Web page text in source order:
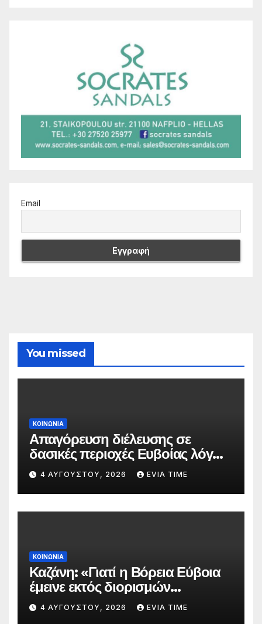
Email
You missed
ΚΟΙΝΩΝΙΑ
Απαγόρευση διέλευσης σε
δασικές περιοχές Ευβοίας λόγω
πολύ υψηλού κινδύνου
πυρκαγιάς
4 ΑΥΓΟΎΣΤΟΥ, 2026 EVIA TIME
ΚΟΙΝΩΝΙΑ
Καζάνη: «Γιατί η Βόρεια Εύβοια
έμεινε εκτός διορισμών
δασκάλων;»
4 ΑΥΓΟΎΣΤΟΥ, 2026 EVIA TIME